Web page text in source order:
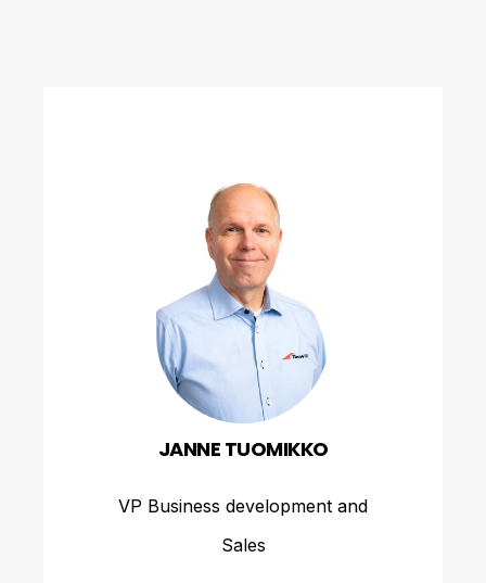
JANNE TUOMIKKO
VP Business development and
Sales